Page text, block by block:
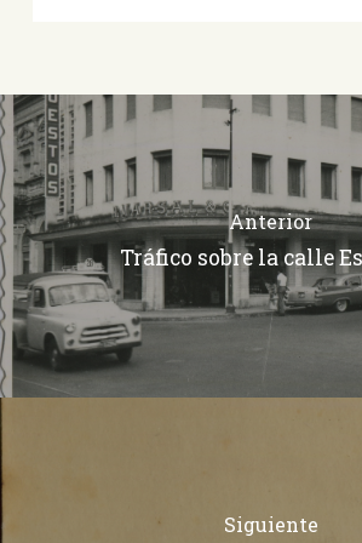
Anterior
Tráfico sobre la calle
Siguiente